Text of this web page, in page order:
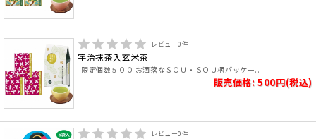
レビュー0件
宇治抹茶入玄米茶
限定個数５００ お洒落なＳＯＵ・ＳＯＵ柄パッケー..
販売価格: 500円(税込)
レビュー0件